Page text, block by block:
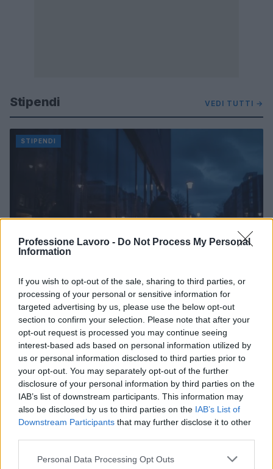
Professione Lavoro - Do Not Process My Personal
Information
If you wish to opt-out of the sale, sharing to third parties, or
processing of your personal or sensitive information for
targeted advertising by us, please use the below opt-out
section to confirm your selection. Please note that after your
opt-out request is processed you may continue seeing
interest-based ads based on personal information utilized by
us or personal information disclosed to third parties prior to
your opt-out. You may separately opt-out of the further
disclosure of your personal information by third parties on the
IAB’s list of downstream participants. This information may
also be disclosed by us to third parties on the IAB’s List of
Downstream Participants that may further disclose it to other
Please note that this website/app uses one or more Google
Personal Data Processing Opt Outs
Stipendi VEDI TUTTI →
STIPENDI
Nuovo contratto per le Funzioni centrali:
ecco cosa cambia per i dipendenti
Scopri le novità del nuovo contratto per le Funzioni centrali:
aumenti stipendiali, arretrati e nuove regole sull'IA e lo smart
working
Andrea Innocenti · 7 Ago 2026
STIPENDI